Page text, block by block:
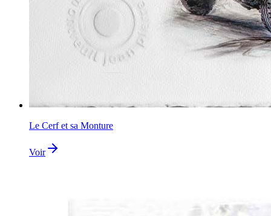
Le Cerf et sa Monture
Voir